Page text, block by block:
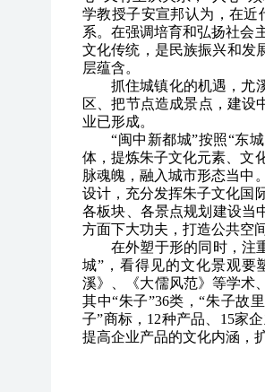
学教授子安宣邦认为，在近
系。在强调培育和弘扬社会
文化传统，是民族振兴和发
层蕴含。
抓住城镇化的机遇，尤
区、把节点造成景点，建设
业已形成。
“闽中新都城”按照“东
体，提炼朱子文化元素、文
脉魂魄，融入城市形态当中
设计，充分发挥朱子文化国
各板块、各景点规划建设当
方面下大功夫，打造公共空
在外塑于形的同时，注
城”，看得见的文化景观要
溪》、《大儒风范》等学术
其中“朱子”36类，“朱子故
子”商标，12种产品、15家
提高企业产品的文化内涵，